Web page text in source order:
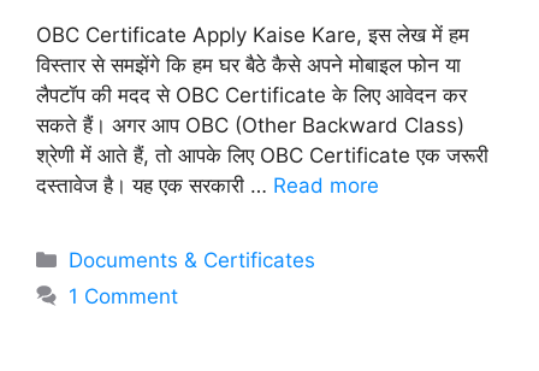
OBC Certificate Apply Kaise Kare, इस लेख में हम
विस्तार से समझेंगे कि हम घर बैठे कैसे अपने मोबाइल फोन या
लैपटॉप की मदद से OBC Certificate के लिए आवेदन कर
सकते हैं। अगर आप OBC (Other Backward Class)
श्रेणी में आते हैं, तो आपके लिए OBC Certificate एक जरूरी
दस्तावेज है। यह एक सरकारी … Read more
Categories
Documents & Certificates
1 Comment